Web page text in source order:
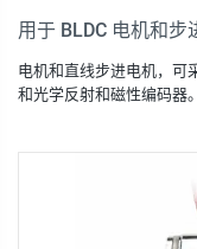
用于 BLDC 电机和步
电机和直线步进电机，可
和光学反射和磁性编码器。